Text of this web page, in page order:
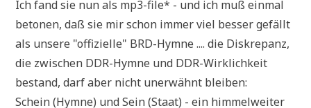
Ich fand sie nun als mp3-file* - und ich muß ein­mal
beto­nen, daß sie mir schon immer viel bes­ser gefällt
als unse­re "offi­zi­el­le" BRD-Hym­ne .... die Dis­kre­panz,
die zwi­schen DDR-Hym­ne und DDR-Wirk­lich­keit
bestand, darf aber nicht uner­wähnt bleiben:
Schein (Hym­ne) und Sein (Staat) - ein him­mel­wei­ter